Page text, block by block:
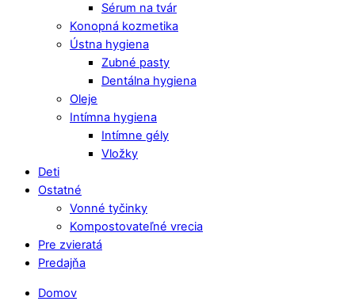
Sérum na tvár
Konopná kozmetika
Ústna hygiena
Zubné pasty
Dentálna hygiena
Oleje
Intímna hygiena
Intímne gély
Vložky
Deti
Ostatné
Vonné tyčinky
Kompostovateľné vrecia
Pre zvieratá
Predajňa
Close
Close
Domov